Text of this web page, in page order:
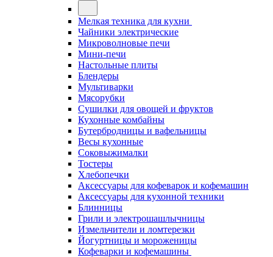
Мелкая техника для кухни
Чайники электрические
Микроволновые печи
Мини-печи
Настольные плиты
Блендеры
Мультиварки
Мясорубки
Сушилки для овощей и фруктов
Кухонные комбайны
Бутербродницы и вафельницы
Весы кухонные
Соковыжималки
Тостеры
Хлебопечки
Аксессуары для кофеварок и кофемашин
Аксессуары для кухонной техники
Блинницы
Грили и электрошашлычницы
Измельчители и ломтерезки
Йогуртницы и мороженицы
Кофеварки и кофемашины